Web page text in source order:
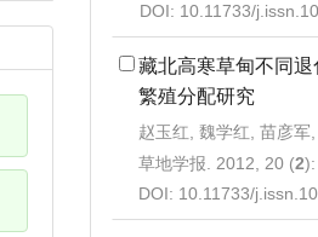
DOI: 10.11733/
藏北高寒草甸不同
繁殖分配研究
赵玉红, 魏学红, 苗彦军
草地学报. 2012, 20 (2
DOI: 10.11733/